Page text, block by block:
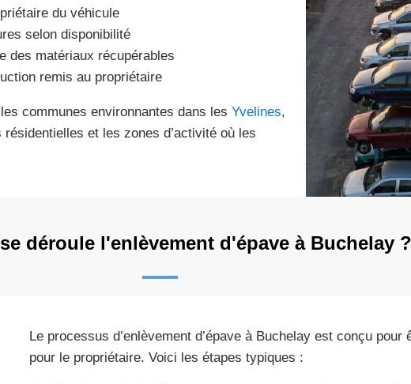
du véhicule
selon disponibilité
des matériaux récupérables
remis au propriétaire
communes environnantes dans les Yvelines,
et les zones d’activité où les
déroule l'enlèvement d'épave à Buchelay ?
Le processus d’enlèvement d’épave à Buchelay est conçu
pour le propriétaire. Voici les étapes typiques :